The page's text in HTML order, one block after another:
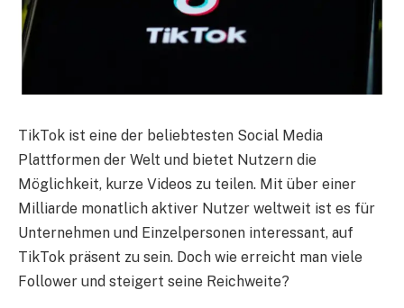
TikTok ist eine der beliebtesten Social Media
Plattformen der Welt und bietet Nutzern die
Möglichkeit, kurze Videos zu teilen. Mit über einer
Milliarde monatlich aktiver Nutzer weltweit ist es für
Unternehmen und Einzelpersonen interessant, auf
TikTok präsent zu sein. Doch wie erreicht man viele
Follower und steigert seine Reichweite?